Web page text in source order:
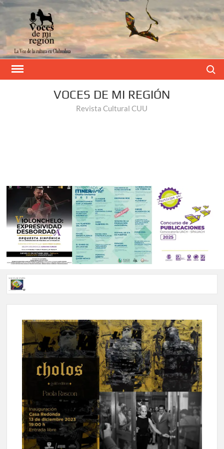
VOCES DE MI REGIÓN
Revista Cultural CUU
Voces de Papel Parral, edición especial Coyame del Sotol
Voces de papel Parral edición Carlos Montemayor #35
A 18 años de su partida, Teatro Bárbaro rinde homenaje a
Víctor Hugo Rascón Banda con Voces en el umbral
Invitan a participar en “Convocatoria UACH-SPAUACH
2026” para publicar textos académicos con sello editorial.